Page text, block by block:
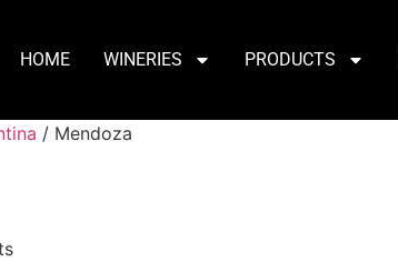
HOME WINERIES PRODUCTS
/ Mendoza